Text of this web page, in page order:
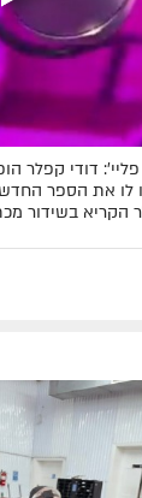
דודי קפלר
לו את הספר
הקריא בשידור